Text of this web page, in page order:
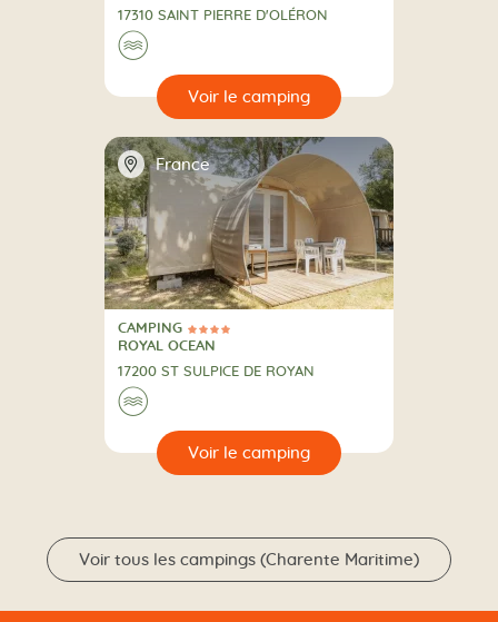
17310 SAINT PIERRE D'OLÉRON
Au bord de l'eau
🌊
📍 France
4 Étoiles
CAMPING
CAMPING
ROYAL OCEAN
17200 ST SULPICE DE ROYAN
Au bord de l'eau
🌊
Voir tous les campings (Charente Maritime)